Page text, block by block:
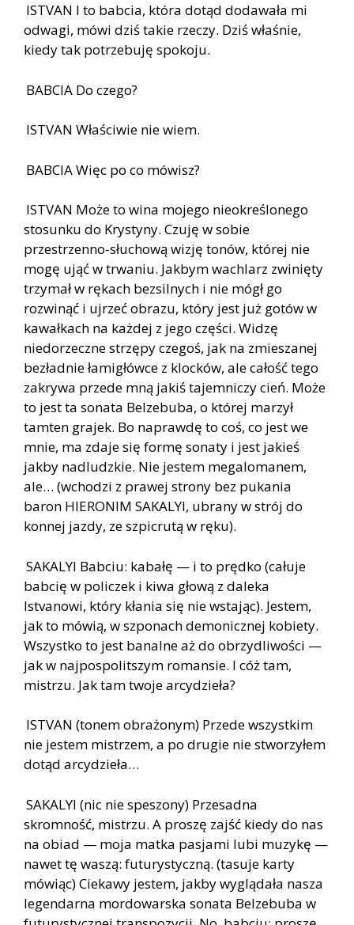
ISTVAN I to babcia, która dotąd dodawała mi
odwagi, mówi dziś takie rzeczy. Dziś właśnie,
kiedy tak potrzebuję spokoju.
BABCIA Do czego?
ISTVAN Właściwie nie wiem.
BABCIA Więc po co mówisz?
ISTVAN Może to wina mojego nieokreślonego
stosunku do Krystyny. Czuję w sobie
przestrzenno-słuchową wizję tonów, której nie
mogę ująć w trwaniu. Jakbym wachlarz zwinięty
trzymał w rękach bezsilnych i nie mógł go
rozwinąć i ujrzeć obrazu, który jest już gotów w
kawałkach na każdej z jego części. Widzę
niedorzeczne strzępy czegoś, jak na zmieszanej
bezładnie łamigłówce z klocków, ale całość tego
zakrywa przede mną jakiś tajemniczy cień. Może
to jest ta sonata Belzebuba, o której marzył
tamten grajek. Bo naprawdę to coś, co jest we
mnie, ma zdaje się formę sonaty i jest jakieś
jakby nadludzkie. Nie jestem megalomanem,
ale… (wchodzi z prawej strony bez pukania
baron HIERONIM SAKALYI, ubrany w strój do
konnej jazdy, ze szpicrutą w ręku).
SAKALYI Babciu: kabałę — i to prędko (całuje
babcię w policzek i kiwa głową z daleka
Istvanowi, który kłania się nie wstając). Jestem,
jak to mówią, w szponach demonicznej kobiety.
Wszystko to jest banalne aż do obrzydliwości —
jak w najpospolitszym romansie. I cóż tam,
mistrzu. Jak tam twoje arcydzieła?
ISTVAN (tonem obrażonym) Przede wszystkim
nie jestem mistrzem, a po drugie nie stworzyłem
dotąd arcydzieła…
SAKALYI (nic nie speszony) Przesadna
skromność, mistrzu. A proszę zajść kiedy do nas
na obiad — moja matka pasjami lubi muzykę —
nawet tę waszą: futurystyczną. (tasuje karty
mówiąc) Ciekawy jestem, jakby wyglądała nasza
legendarna mordowarska sonata Belzebuba w